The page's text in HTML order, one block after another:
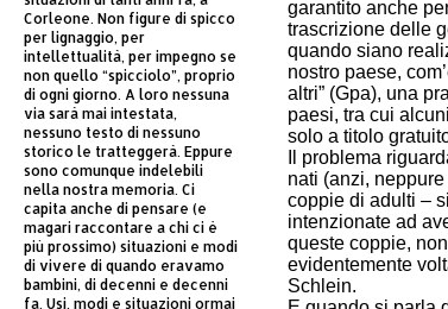
garantito anche
trascrizione delle
quando siano
nostro paese,
altri” (Gpa), una
paesi, tra cui
solo a titolo
Il problema
nati (anzi,
coppie di adulti –
intenzionate ad
queste coppie,
evidentemente
Schlein.
Corleone. Non figure di spicco
per lignaggio, per
intellettualità, per impegno se
non quello “spicciolo”, proprio
di ogni giorno. A loro nessuna
via sarà mai intestata,
nessuno testo di nessuno
storico le tratteggerà. Eppure
sono comunque indelebili
nella nostra memoria. Ci
capita anche di pensare (e
magari raccontare a chi ci è
più prossimo) situazioni e modi
di vivere di quando eravamo
bambini, di decenni e decenni
fa. Usi, modi e situazioni ormai